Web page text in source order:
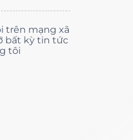
trên mạng xã
bất kỳ tin tức
tôi